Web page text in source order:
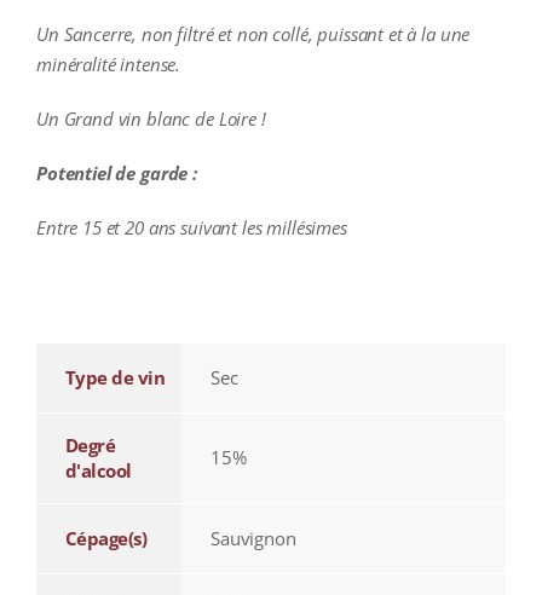
Un Sancerre, non filtré et non collé, puissant et à la une
minéralité intense.
Un Grand vin blanc de Loire !
Potentiel de garde :
Entre 15 et 20 ans suivant les millésimes
Type de vin Sec
Degré
d'alcool
15%
Cépage(s) Sauvignon